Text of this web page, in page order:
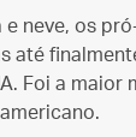
neve, os
até
Foi a maior